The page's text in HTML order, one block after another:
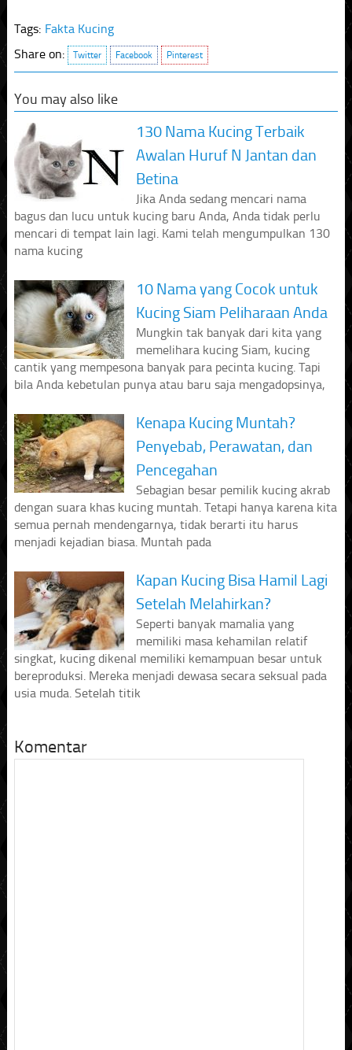
Tags: Fakta Kucing
Share on:
Twitter Facebook Pinterest
You may also like
130 Nama Kucing Terbaik
Awalan Huruf N Jantan dan
Betina
Jika Anda sedang mencari nama
bagus dan lucu untuk kucing baru Anda, Anda tidak perlu
mencari di tempat lain lagi. Kami telah mengumpulkan 130
nama kucing
10 Nama yang Cocok untuk
Kucing Siam Peliharaan Anda
Mungkin tak banyak dari kita yang
memelihara kucing Siam, kucing
cantik yang mempesona banyak para pecinta kucing. Tapi
bila Anda kebetulan punya atau baru saja mengadopsinya,
Kenapa Kucing Muntah?
Penyebab, Perawatan, dan
Pencegahan
Sebagian besar pemilik kucing akrab
dengan suara khas kucing muntah. Tetapi hanya karena kita
semua pernah mendengarnya, tidak berarti itu harus
menjadi kejadian biasa. Muntah pada
Kapan Kucing Bisa Hamil Lagi
Setelah Melahirkan?
Seperti banyak mamalia yang
memiliki masa kehamilan relatif
singkat, kucing dikenal memiliki kemampuan besar untuk
bereproduksi. Mereka menjadi dewasa secara seksual pada
usia muda. Setelah titik
Komentar